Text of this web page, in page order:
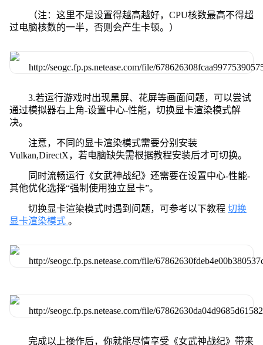
（注：这里不是设置得越高越好，CPU核数最高不得超
过电脑核数的一半，否则会产生卡顿。）
3.若运行游戏时出现黑屏、花屏等画面问题，可以尝试
通过模拟器右上角-设置中心-性能，切换显卡渲染模式解
决。
注意，不同的显卡渲染模式需要分别安装
Vulkan,DirectX，若电脑缺失需根据教程安装后才可切换。
同时流畅运行《女武神战纪》还需要在设置中心-性能-
其他优化选择“强制使用独立显卡”。
切换显卡渲染模式时遇到问题，可参考以下教程 切换
显卡渲染模式 。
完成以上操作后，你就能尽情享受《女武神战纪》带来